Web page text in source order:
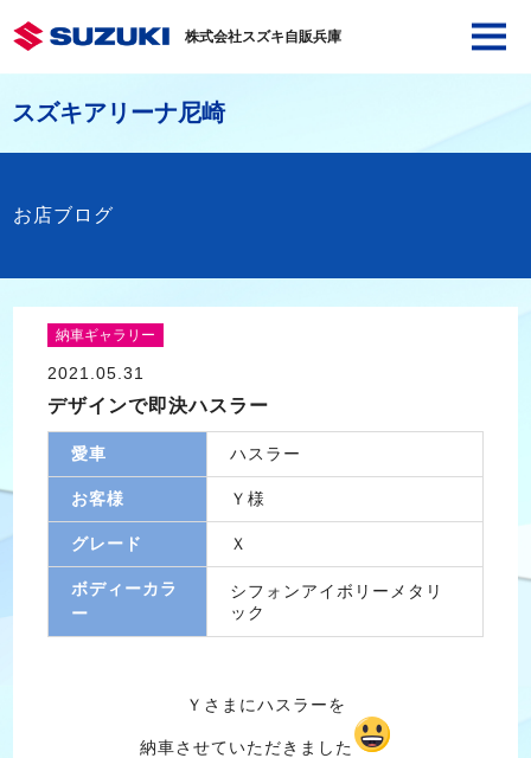
株式会社スズキ自販兵庫
スズキアリーナ尼崎
お店ブログ
納車ギャラリー
2021.05.31
デザインで即決ハスラー
愛車 ハスラー
お客様 Ｙ様
グレード Ｘ
ボディーカラ
ー
シフォンアイボリーメタリ
ック
Ｙさまにハスラーを
納車させていただきました